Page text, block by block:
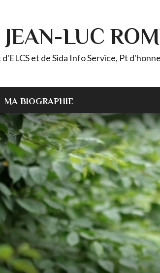
LUC
et de Sida Info Service, Pt
MA BIOGRAPHIE